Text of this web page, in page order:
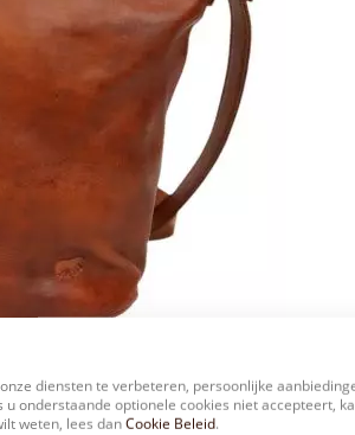
diensten te verbeteren, persoonlijke
onderstaande optionele cookies niet accepteert,
weten, lees danCookie Beleid.